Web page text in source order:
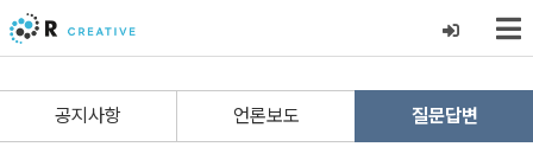
공지사항 언론보도 질문답변